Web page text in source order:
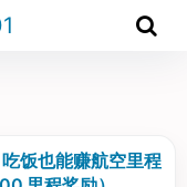
饭也能赚航空里程